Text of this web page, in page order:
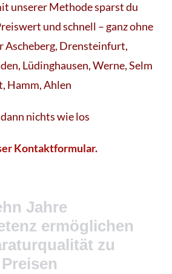
unserer Methode sparst du
und schnell – ganz ohne
Ascheberg, Drensteinfurt,
Lüdinghausen, Werne, Selm
Hamm, Ahlen
nichts wie los
Kontaktformular.
Jahre
ermöglichen
zu